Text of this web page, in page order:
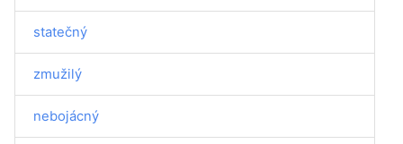
statečný
zmužilý
nebojácný